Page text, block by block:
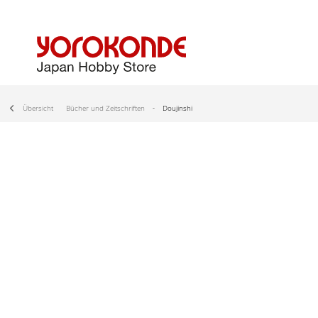
Übersicht Bücher und Zeitschriften Doujinshi